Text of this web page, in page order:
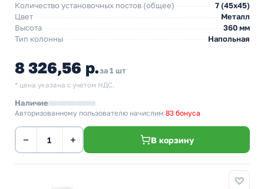
Количество установочных постов (общее)
7 (45х45)
Цвет
Металл
Высота
360 мм
Тип колонны
Напольная
8 326,56 р.за 1 шт
* цена указана с учетом НДС.
Наличие
Авторизованному пользователю начислим 83 бонуса
− + В корзину